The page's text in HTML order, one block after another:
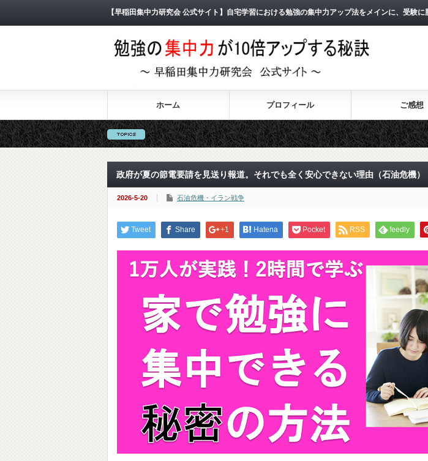
【早稲田集中力研究会 公式サイト】自宅学習における勉強の集中力アップ法をメインに、受験
ホーム プロフィール ご感想
本
政府が夏の節電要請を見送り報道。それでも全く安心できない理由（石油危機）
2026-5-20 石油危機・イラン戦争
Tweet Share +1 Hatena Pocket RSS feedly